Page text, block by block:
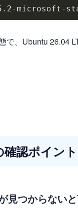
で、Ubuntu 26.04
認ポイント
つからない